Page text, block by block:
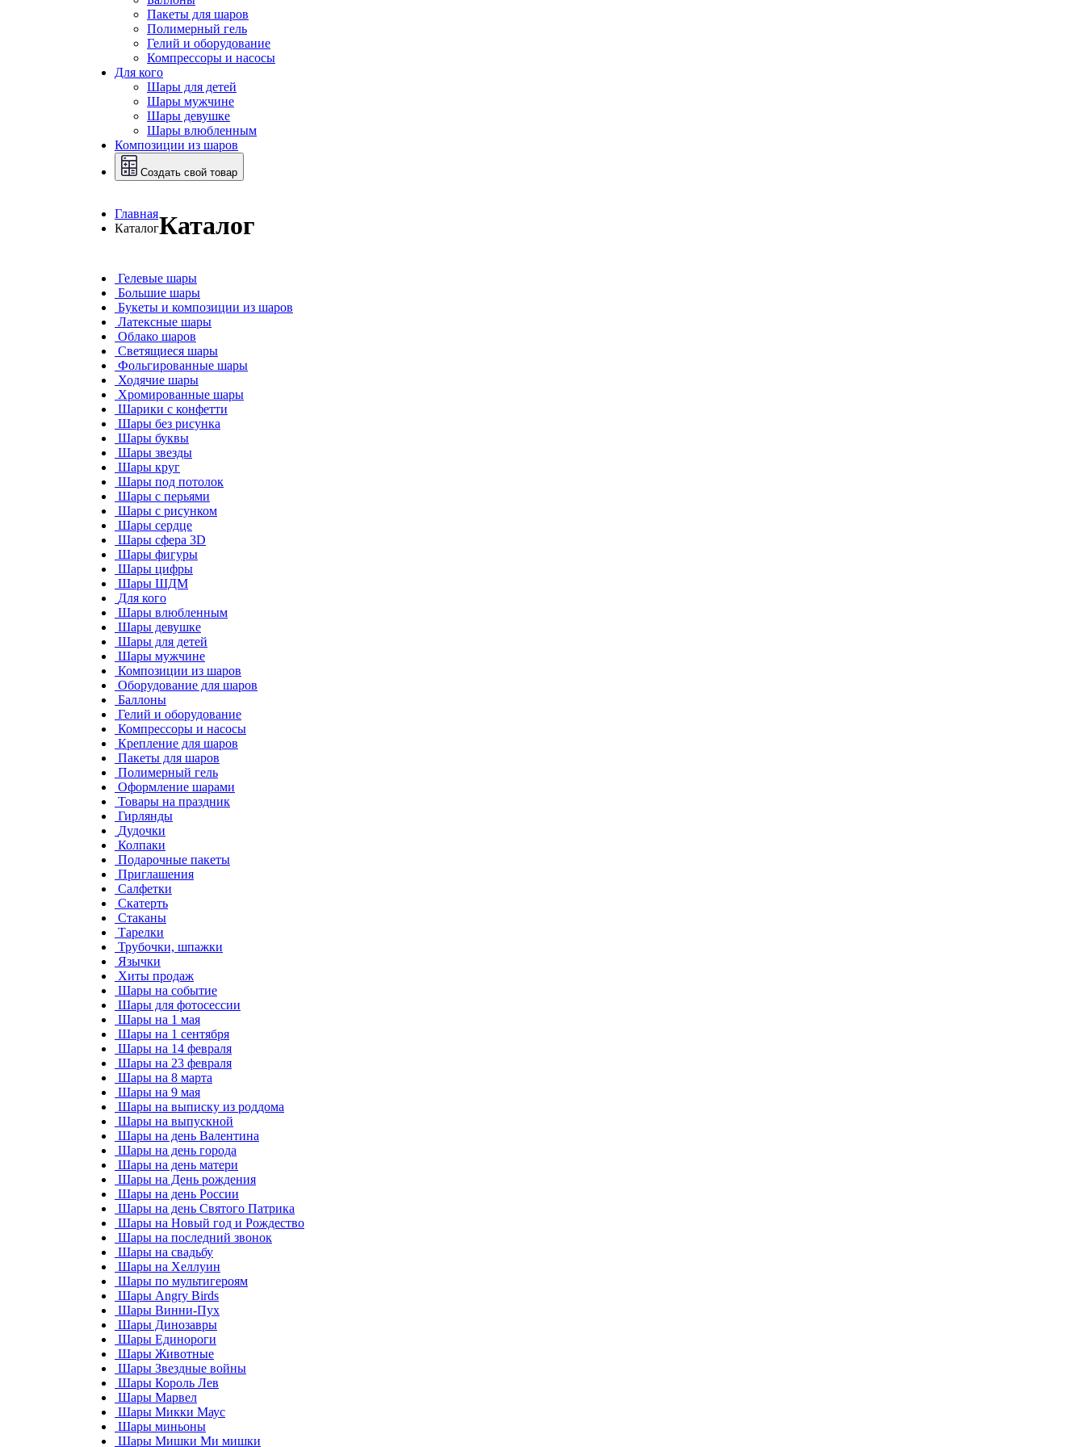
Пакеты для шаров
Полимерный гель
Гелий и оборудование
Компрессоры и насосы
Для кого
Шары для детей
Шары мужчине
Шары девушке
Шары влюбленным
Композиции из шаров
Создать свой товар
Главная
КаталогКаталог
Гелевые шары
Большие шары
Букеты и композиции из шаров
Латексные шары
Облако шаров
Светящиеся шары
Фольгированные шары
Ходячие шары
Хромированные шары
Шарики с конфетти
Шары без рисунка
Шары буквы
Шары звезды
Шары круг
Шары под потолок
Шары с перьями
Шары с рисунком
Шары сердце
Шары сфера 3D
Шары фигуры
Шары цифры
Шары ШДМ
Для кого
Шары влюбленным
Шары девушке
Шары для детей
Шары мужчине
Композиции из шаров
Оборудование для шаров
Баллоны
Гелий и оборудование
Компрессоры и насосы
Крепление для шаров
Пакеты для шаров
Полимерный гель
Оформление шарами
Товары на праздник
Гирлянды
Дудочки
Колпаки
Подарочные пакеты
Приглашения
Салфетки
Скатерть
Стаканы
Тарелки
Трубочки, шпажки
Язычки
Хиты продаж
Шары на событие
Шары для фотосессии
Шары на 1 мая
Шары на 1 сентября
Шары на 14 февраля
Шары на 23 февраля
Шары на 8 марта
Шары на 9 мая
Шары на выписку из роддома
Шары на выпускной
Шары на день Валентина
Шары на день города
Шары на день матери
Шары на День рождения
Шары на день России
Шары на день Святого Патрика
Шары на Новый год и Рождество
Шары на последний звонок
Шары на свадьбу
Шары на Хеллуин
Шары по мультигероям
Шары Angry Birds
Шары Винни-Пух
Шары Динозавры
Шары Единороги
Шары Животные
Шары Звездные войны
Шары Король Лев
Шары Марвел
Шары Микки Маус
Шары миньоны
Шары Мишки Ми мишки